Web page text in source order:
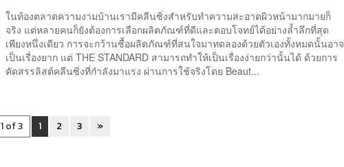
ในท้องตลาดความงามบ้านเรามีคลีนซิ่งสำหรับทำความสะอาดผิวหน้ามากมายก็
จริง แต่หลายคนก็ยังต้องการเลือกผลิตภัณฑ์ที่ดีและตอบโจทย์ได้อย่างล้ำลึกที่สุด
เพียงหนึ่งเดียว การจะกว้านซื้อผลิตภัณฑ์ที่สนใจมาทดลองด้วยตัวเองทั้งหมดนั้นอาจ
เป็นเรื่องยาก แต่ THE STANDARD สามารถทำให้เป็นเรื่องง่ายกว่านั้นได้ ด้วยการ
คัดสรรลิสต์คลีนซิ่งที่กำลังมาแรง ผ่านการใช้จริงโดย Beaut...
1 of 3 1 2 3 »